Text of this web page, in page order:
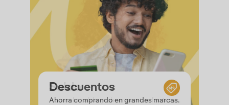
Saldo
Experiencias
Descuentos
Saldo
Acumula saldo y ahorra en tus facturas.